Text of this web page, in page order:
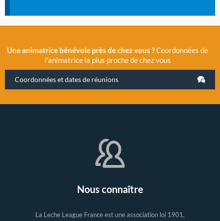
Une animatrice bénévole près de chez vous ?Coordonnées de
l’animatrice la plus proche de chez vous
Coordonnées et dates de réunions
Nous connaître
La Leche League France est une association loi 1901,